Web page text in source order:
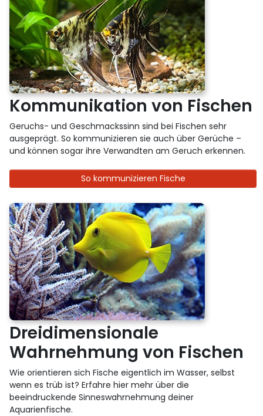
Kommunikation von Fischen
Geruchs- und Geschmackssinn sind bei Fischen sehr
ausgeprägt. So kommunizieren sie auch über Gerüche –
und können sogar ihre Verwandten am Geruch erkennen.
So kommunizieren Fische
Dreidimensionale
Wahrnehmung von Fischen
Wie orientieren sich Fische eigentlich im Wasser, selbst
wenn es trüb ist? Erfahre hier mehr über die
beeindruckende Sinneswahrnehmung deiner
Aquarienfische.